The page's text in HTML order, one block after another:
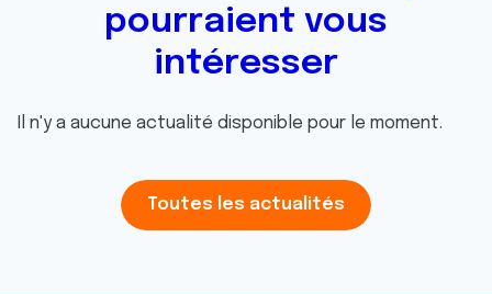
pourraient vous
intéresser
Il n'y a aucune actualité disponible pour le moment.
Toutes les actualités